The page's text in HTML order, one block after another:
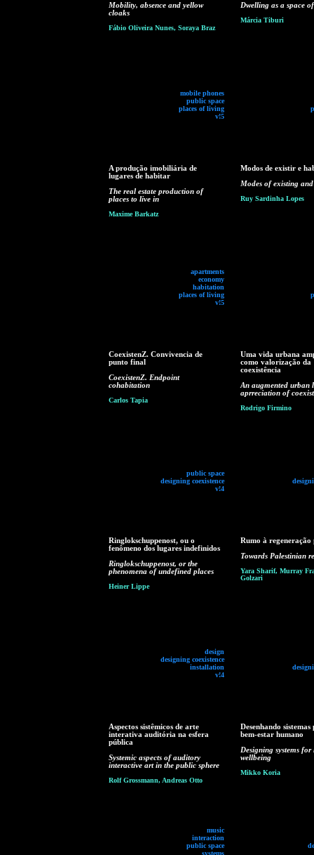
Mobility, absence and yellow
cloaks
Fábio Oliveira Nunes, Soraya Braz
mobile phones
public space
places of living
v!5
Dwelling as a space
Márcia Tiburi
A produção imobiliária de
lugares de habitar
The real estate production of
places to live in
Maxime Barkatz
apartments
economy
habitation
places of living
v!5
Modos de existir e
Modes of existing
Ruy Sardinha Lopes
CoexistenZ. Convivencia de
punto final
CoexistenZ. Endpoint
cohabitation
Carlos Tapia
public space
designing coexistence
v!4
Uma vida urbana
como valorização da
coexistência
An augmented urban
aprreciation of
Rodrigo Firmino
Ringlokschuppenost, ou o
fenômeno dos lugares indefinidos
Ringlokschuppenost, or the
phenomena of undefined places
Heiner Lippe
design
designing coexistence
installation
v!4
Rumo à regeneração
Towards Palestinian
Yara Sharif, Murray
Golzari
Aspectos sistêmicos de arte
interativa auditória na esfera
pública
Systemic aspects of auditory
interactive art in the public sphere
Rolf Grossmann, Andreas Otto
music
interaction
public space
systems
Desenhando sistemas
bem-estar humano
Designing systems for
wellbeing
Mikko Koria